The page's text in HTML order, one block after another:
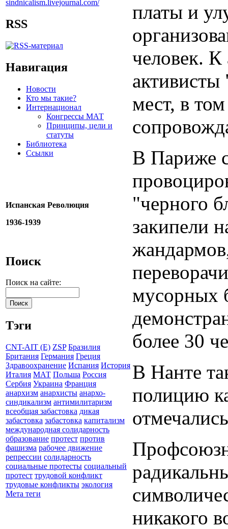
RSS
Навигация
Новости
Кто мы такие?
Интернационал
Конгрессы МАТ
Принципы, цели и
статуты
Библиотека
Ссылки
Испанская Революция
1936-1939
Поиск
Поиск на сайте:
Тэги
CNT-AIT (E) ZSP Бразилия
Британия Германия Греция
Здравоохранение Испания История
Италия МАТ Польша Россия
Сербия Украина Франция
анархизм анархисты анархо-
синдикализм антимилитаризм
всеобщая забастовка дикая
забастовка забастовка капитализм
международная солидарность
образование протест против
фашизма рабочее движение
репрессии солидарность
социальные протесты социальный
протест трудовой конфликт
трудовые конфликты экология
Мета теги
платы и
человек. К
мест, в
В Париже
"черного
закипели
мусорных
более 30
В Нанте
полицию
никакого